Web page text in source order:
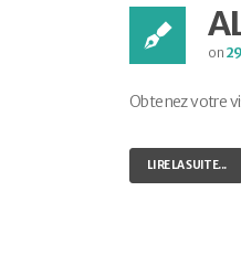
on
Obtenez votre
LIRE LA SUITE...